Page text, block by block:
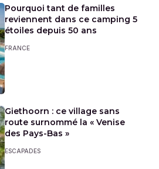
Pourquoi tant de familles
reviennent dans ce camping 5
étoiles depuis 50 ans
FRANCE
Giethoorn : ce village sans
route surnommé la « Venise
des Pays-Bas »
ESCAPADES